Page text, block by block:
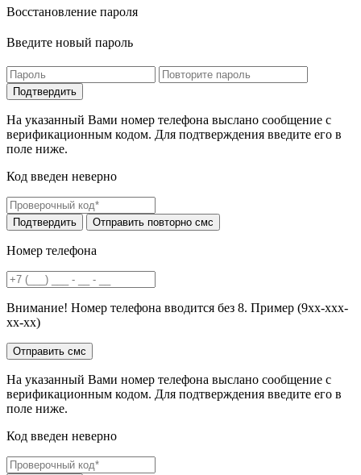
Восстановление пароля
Введите новый пароль
На указанный Вами номер телефона выслано сообщение с
верификационным кодом. Для подтверждения введите его в
поле ниже.
Код введен неверно
Номер телефона
Внимание! Номер телефона вводится без 8. Пример (9хх-ххх-
хх-хх)
На указанный Вами номер телефона выслано сообщение с
верификационным кодом. Для подтверждения введите его в
поле ниже.
Код введен неверно